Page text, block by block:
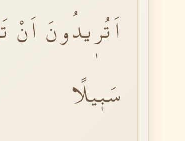
اَتُرٖيدُونَ اَنْ
سَبٖيلًا